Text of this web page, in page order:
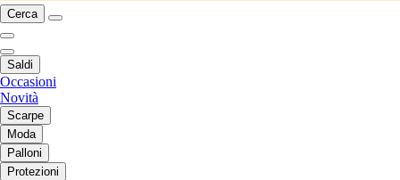
Cerca
Saldi
Occasioni
Novità
Scarpe
Moda
Palloni
Protezioni